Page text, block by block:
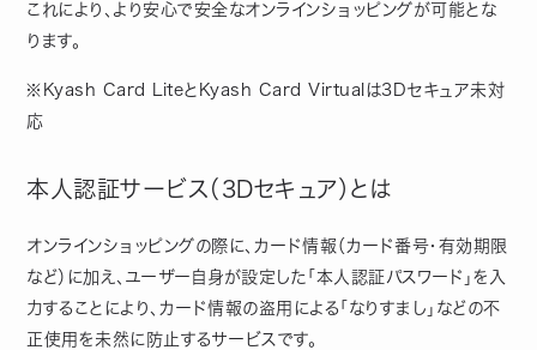
これにより、より安心で安全なオンラインショッピングが可能とな
ります。
※Kyash Card LiteとKyash Card Virtualは3Dセキュア未対
応
本人認証サービス（3Dセキュア）とは
オンラインショッピングの際に、カード情報（カード番号・有効期限
など）に加え、ユーザー自身が設定した「本人認証パスワード」を入
力することにより、カード情報の盗用による「なりすまし」などの不
正使用を未然に防止するサービスです。